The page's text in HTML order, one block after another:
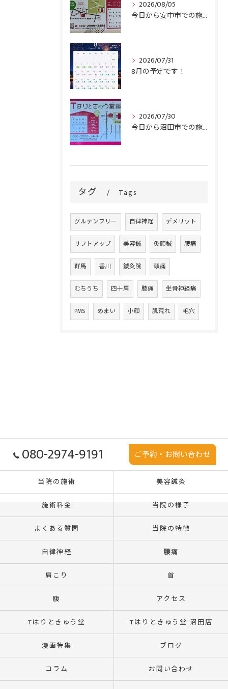
2026/08/05
今日から安中市での施術がスタートです！
2026/07/31
8月の予定です！
2026/07/30
今日から沼田市での施術がスタートです！
タグ Tags
グルテンフリー 自律神経 デメリット
リフトアップ 美容鍼 灸頭鍼 腰痛
群馬 香川 鍼灸院 頭痛
むちうち 四十肩 膝痛 坐骨神経痛
PMS めまい 小顔 肌荒れ 毛穴
080-2974-9191 ご予約・お問い合わせ
当院の施術 美容鍼灸
施術料金 当院の様子
よくある質問 当院の特徴
自律神経 腰痛
肩こり 首
腹 アクセス
Tはりときゅう堂 Tはりときゅう堂 沼田店
漫画特集 ブログ
コラム お問い合わせ